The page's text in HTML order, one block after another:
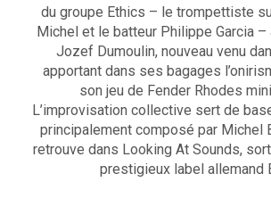
du groupe Ethics – le trompettiste
Michel et le batteur Philippe Garcia –
Jozef Dumoulin, nouveau venu
apportant dans ses bagages
son jeu de Fender Rhodes
L’improvisation collective sert de
principalement composé par Michel
retrouve dans Looking At Sounds,
prestigieux label allemand